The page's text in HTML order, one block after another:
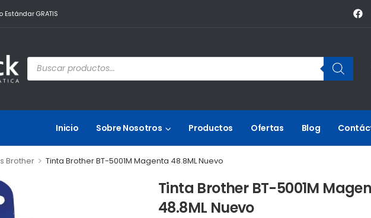
Estándar GRATIS
Inicio Sobre Nosotros Productos Ofertas Blog
Brother > Tinta Brother BT-5001M Magenta 48.8ML Nuevo
Tinta Brother BT-5001M
48.8ML Nuevo